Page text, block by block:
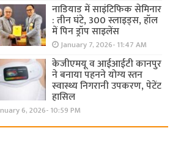
नाडियाड में साइंटिफिक सेमिनार
: तीन घंटे, 300 स्लाइड्स, हॉल
में पिन ड्रॉप साइलेंस
January 7, 2026- 11:47 AM
केजीएमयू व आईआईटी कानपुर
ने बनाया पहनने योग्य स्तन
स्वास्थ्य निगरानी उपकरण, पेटेंट
हासिल
6, 2026- 10:59 PM